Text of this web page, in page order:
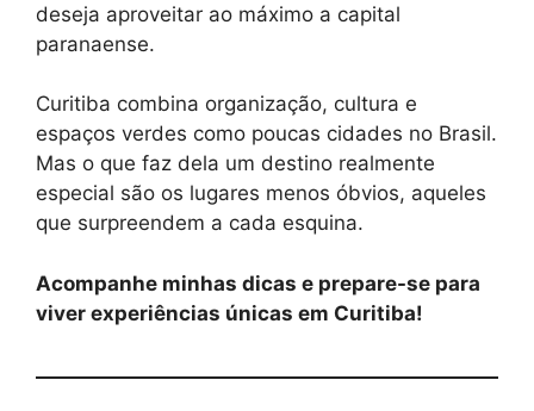
deseja aproveitar ao máximo a capital
paranaense.
Curitiba combina organização, cultura e
espaços verdes como poucas cidades no Brasil.
Mas o que faz dela um destino realmente
especial são os lugares menos óbvios, aqueles
que surpreendem a cada esquina.
Acompanhe minhas dicas e prepare-se para
viver experiências únicas em Curitiba!